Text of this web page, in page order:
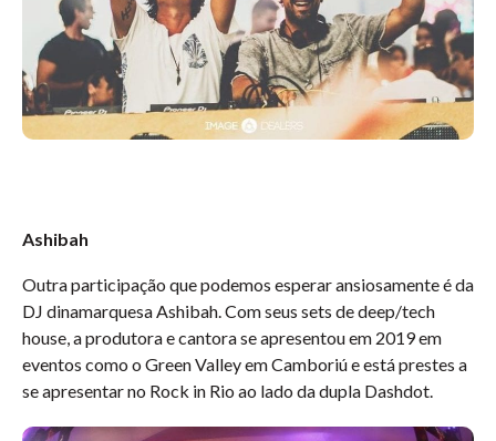
Ashibah
Outra participação que podemos esperar ansiosamente é da
DJ dinamarquesa Ashibah. Com seus sets de deep/tech
house, a produtora e cantora se apresentou em 2019 em
eventos como o Green Valley em Camboriú e está prestes a
se apresentar no Rock in Rio ao lado da dupla Dashdot.